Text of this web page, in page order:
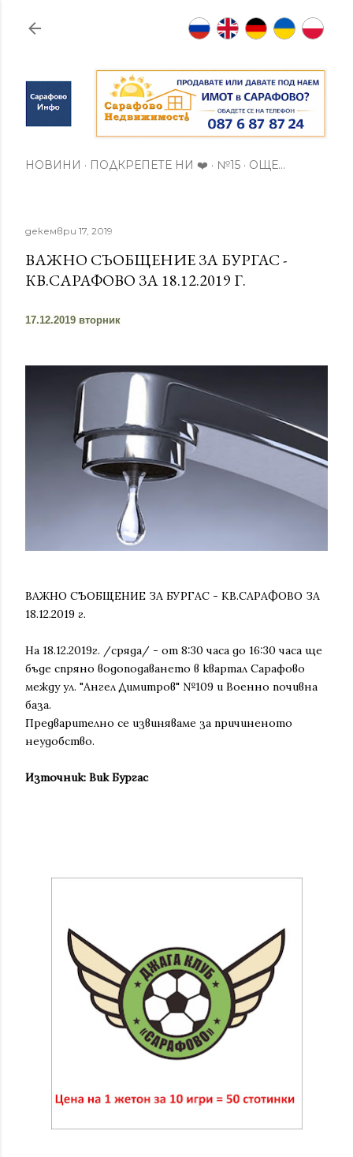
Пропускане към основното съдържание
НОВИНИ ПОДКРЕПЕТЕ НИ ❤️ №15 ОЩЕ…
декември 17, 2019
ВАЖНО СЪОБЩЕНИЕ ЗА БУРГАС -
КВ.САРАФОВО ЗА 18.12.2019 Г.
17.12.2019 вторник
ВАЖНО СЪОБЩЕНИЕ ЗА БУРГАС - КВ.САРАФОВО ЗА
18.12.2019 г.
На 18.12.2019г. /сряда/ - от 8:30 часа до 16:30 часа ще
бъде спряно водоподаването в квартал Сарафово
между ул. "Ангел Димитров" №109 и Военно почивна
база.
Предварително се извиняваме за причиненото
неудобство.
Източник: Вик Бургас